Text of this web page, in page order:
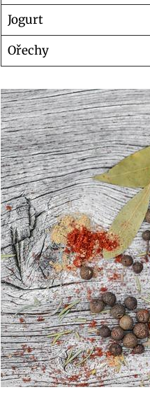
Jogurt
Ořechy